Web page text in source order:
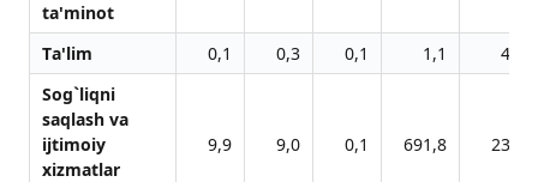
tа'minot
Tа'lim 0,1 0,3 0,1 1,1
4,0
Sog`liqni
sаqlаsh vа
ijtimoiy
xizmаtlаr
9,9 9,0 0,1 691,8 23,1